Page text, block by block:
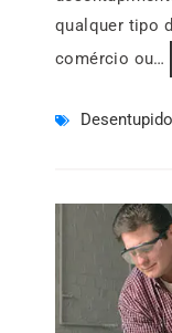
qualquer tipo
comércio ou…